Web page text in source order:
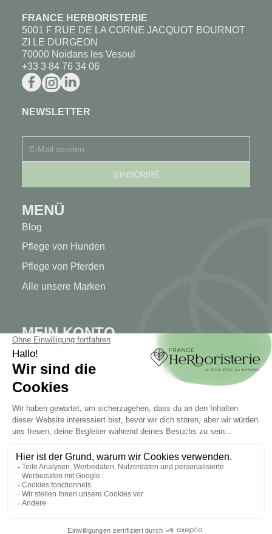
FRANCE HERBORISTERIE
5001 F RUE DE LA CORNE JACQUOT BOURNOT
ZI LE DURGEON
70000 Noidans les Vesoul
+33 3 84 76 34 06
NEWSLETTER
MENÜ
Blog
Pflege von Hunden
Pflege von Pferden
Alle unsere Marken
MEIN KONTO
Mein Konto
Authentifizierung
Seguimiento de pedidos
Cree su cuenta
INFORMATIONEN
Kontaktieren Sie uns
Sitemap